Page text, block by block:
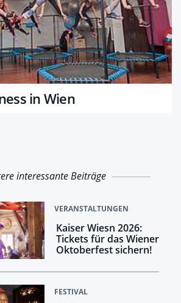
in Wien
interessante Beiträge
VERANSTALTUNGEN
Kaiser Wiesn 2026:
Tickets für das Wiener
Oktoberfest sichern!
FESTIVAL